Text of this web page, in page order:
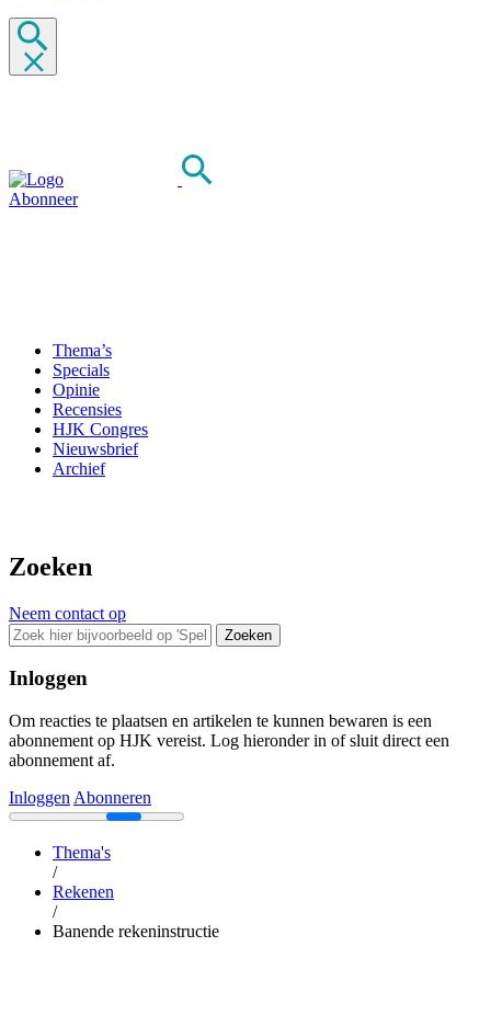
Abonneer
Thema’s
Specials
Opinie
Recensies
HJK Congres
Nieuwsbrief
Archief
Zoeken
Neem contact op
Zoeken
Inloggen
Om reacties te plaatsen en artikelen te kunnen bewaren is een
abonnement op HJK vereist. Log hieronder in of sluit direct een
abonnement af.
Inloggen Abonneren
Thema's
/
Rekenen
/
Banende rekeninstructie